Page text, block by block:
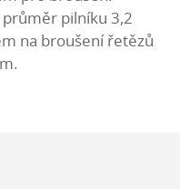
pilníku 3,2
na broušení řetězů